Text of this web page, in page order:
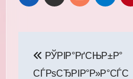
по
РЎРІР°РґСЊР±Р°
СЃРѕСЂРІР°Р»Р°СЃС